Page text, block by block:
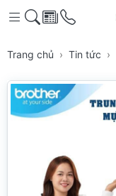
Trang chủ Tin tức